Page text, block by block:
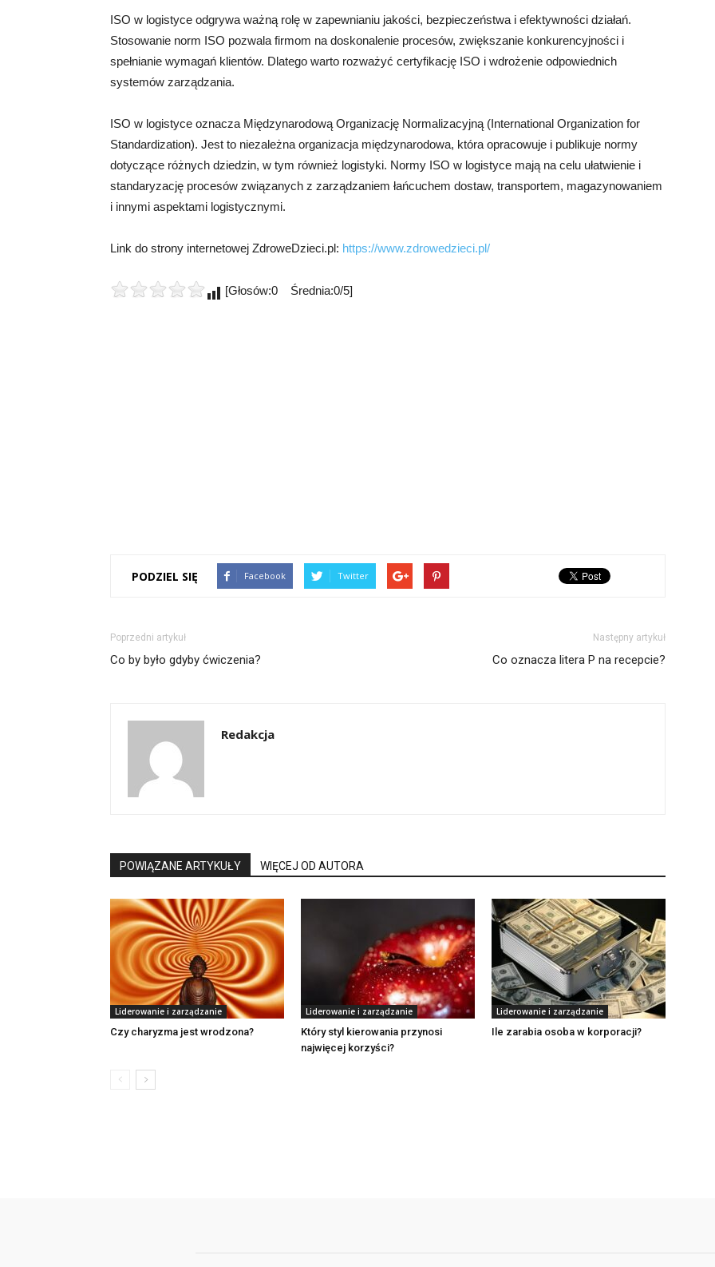
ISO w logistyce odgrywa ważną rolę w zapewnianiu jakości, bezpieczeństwa i efektywności działań.
Stosowanie norm ISO pozwala firmom na doskonalenie procesów, zwiększanie konkurencyjności i
spełnianie wymagań klientów. Dlatego warto rozważyć certyfikację ISO i wdrożenie odpowiednich
systemów zarządzania.
ISO w logistyce oznacza Międzynarodową Organizację Normalizacyjną (International Organization for
Standardization). Jest to niezależna organizacja międzynarodowa, która opracowuje i publikuje normy
dotyczące różnych dziedzin, w tym również logistyki. Normy ISO w logistyce mają na celu ułatwienie i
standaryzację procesów związanych z zarządzaniem łańcuchem dostaw, transportem, magazynowaniem
i innymi aspektami logistycznymi.
Link do strony internetowej ZdroweDzieci.pl: https://www.zdrowedzieci.pl/
[Głosów:0 Średnia:0/5]
PODZIEL SIĘ Facebook Twitter
Poprzedni artykuł
Co by było gdyby ćwiczenia?
Następny artykuł
Co oznacza litera P na recepcie?
Redakcja
POWIĄZANE ARTYKUŁY WIĘCEJ OD AUTORA
Liderowanie i zarządzanie
Czy charyzma jest wrodzona?
Liderowanie i zarządzanie
Który styl kierowania przynosi
najwięcej korzyści?
Liderowanie i zarządzanie
Ile zarabia osoba w korporacji?